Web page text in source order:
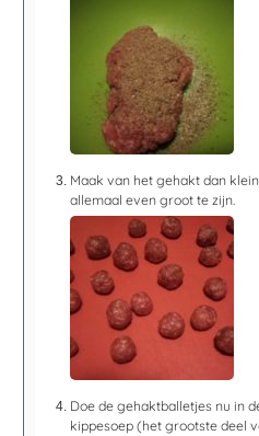
Maak van het gehakt dan
allemaal even groot te zijn.
Doe de gehaktballetjes nu in
kippesoep (het grootste deel